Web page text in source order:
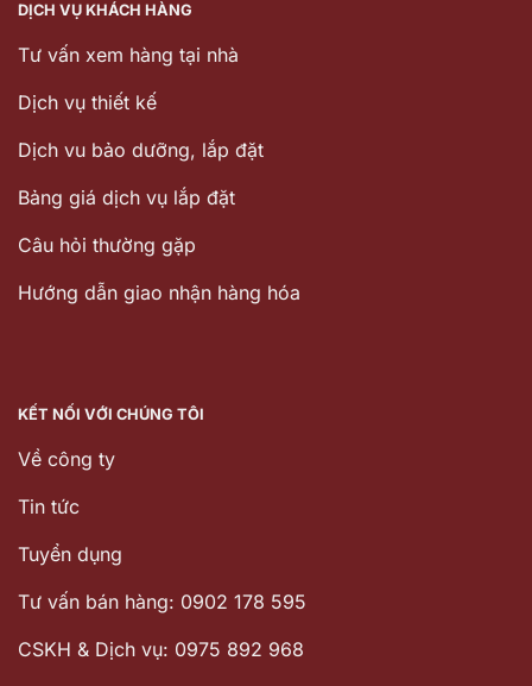
DỊCH VỤ KHÁCH HÀNG
Tư vấn xem hàng tại nhà
Dịch vụ thiết kế
Dịch vu bảo dưỡng, lắp đặt
Bảng giá dịch vụ lắp đặt
Câu hỏi thường gặp
Hướng dẫn giao nhận hàng hóa
KẾT NỐI VỚI CHÚNG TÔI
Về công ty
Tin tức
Tuyển dụng
Tư vấn bán hàng: 0902 178 595
CSKH & Dịch vụ: 0975 892 968